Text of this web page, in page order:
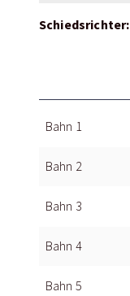
Schiedsrichter:
Bahn 1
Bahn 2
Bahn 3
Bahn 4
Bahn 5